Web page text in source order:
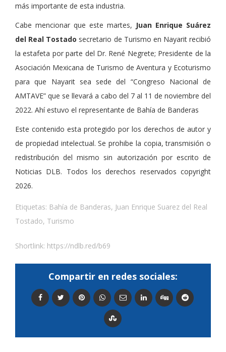
más importante de esta industria.
Cabe mencionar que este martes, Juan Enrique Suárez
del Real Tostado secretario de Turismo en Nayarit recibió
la estafeta por parte del Dr. René Negrete; Presidente de la
Asociación Mexicana de Turismo de Aventura y Ecoturismo
para que Nayarit sea sede del “Congreso Nacional de
AMTAVE” que se llevará a cabo del 7 al 11 de noviembre del
2022. Ahí estuvo el representante de Bahía de Banderas
Este contenido esta protegido por los derechos de autor y
de propiedad intelectual. Se prohibe la copia, transmisión o
redistribución del mismo sin autorización por escrito de
Noticias DLB. Todos los derechos reservados copyright
2026.
Etiquetas: Bahía de Banderas, Juan Enrique Suarez del Real
Tostado, Turismo
Shortlink: https://ndlb.red/b69
Compartir en redes sociales: